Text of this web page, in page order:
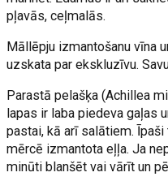
pļavās, ceļmalās.
Māllēpju izmantošanu vīna
uzskata par ekskluzīvu.
Parastā pelašķa (Achillea
lapas ir laba piedeva gaļas
pastai, kā arī salātiem.
mērcē izmantota eļļa. Ja
minūti blanšēt vai vārīt un